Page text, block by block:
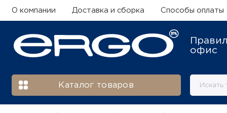
О компании Доставка и сборка Способы оплаты
офис
Каталог товаров